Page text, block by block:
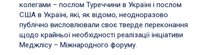
колегами – послом Туреччини в Україні і послом
США в Україні, які, як відомо, неодноразово
публічно висловлювали своє тверде переконання
щодо крайньої необхідності реалізації ініціативи
Меджлісу – Міжнародного форуму.